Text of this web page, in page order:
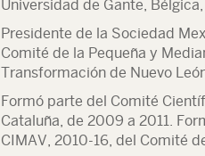
Universidad de Gante,
Presidente de la Sociedad
Comité de la Pequeña y
Transformación de Nuevo
Formó parte del Comité
Cataluña, de 2009 a 2011.
CIMAV, 2010-16, del Comité